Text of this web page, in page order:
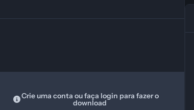
Crie uma conta ou faça login para fazer o
download